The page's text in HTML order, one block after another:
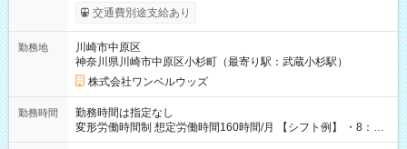
いOK！（規定あり） ┗働いたその日に現金GET♪ お仕事後はコ
ンビニATMから 日払い分を引き落とせます！ 【試用期間】試
交通費別途支給あり
勤務地
川崎市中原区
神奈川県川崎市中原区小杉町（最寄り駅：武蔵小杉駅）
株式会社ワンベルウッズ
勤務時間
勤務時間は指定なし
変形労働時間制 想定労働時間160時間/月 【シフト例】 ・8：00
～21：00